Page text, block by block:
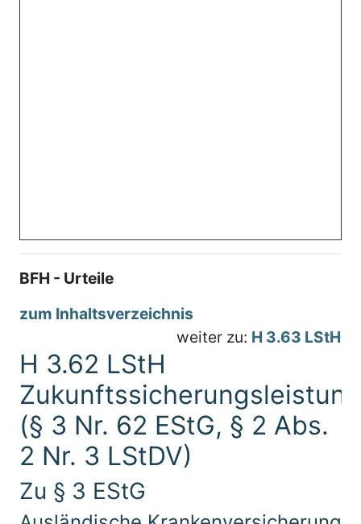
BFH - Urteile
zum Inhaltsverzeichnis
weiter zu: H 3.63 LStH
H 3.62 LStH
(§ 3 Nr. 62 EStG, § 2 Abs.
2 Nr. 3 LStDV)
Zu § 3 EStG